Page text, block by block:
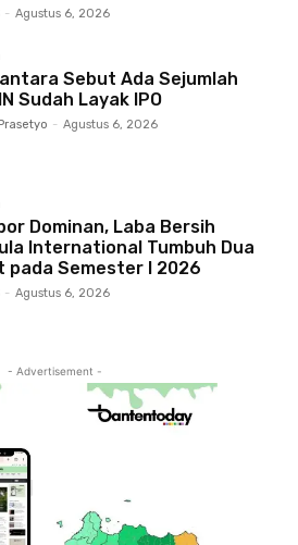
- Agustus 6, 2026
Sebut Ada Sejumlah
Sudah Layak IPO
- Agustus 6, 2026
Dominan, Laba Bersih
International Tumbuh Dua
pada Semester I 2026
- Agustus 6, 2026
- Advertisement -